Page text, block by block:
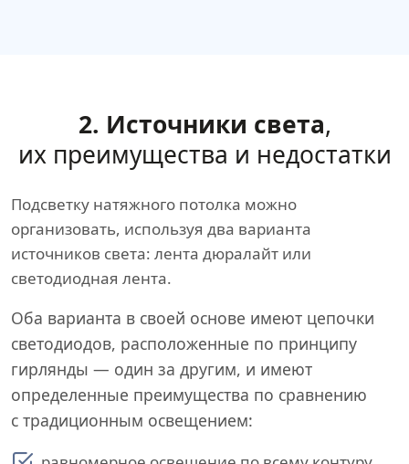
2. Источники света,
их преимущества и недостатки
Подсветку натяжного потолка можно
организовать, используя два варианта
источников света: лента дюралайт или
светодиодная лента.
Оба варианта в своей основе имеют цепочки
светодиодов, расположенные по принципу
гирлянды — один за другим, и имеют
определенные преимущества по сравнению
с традиционным освещением: